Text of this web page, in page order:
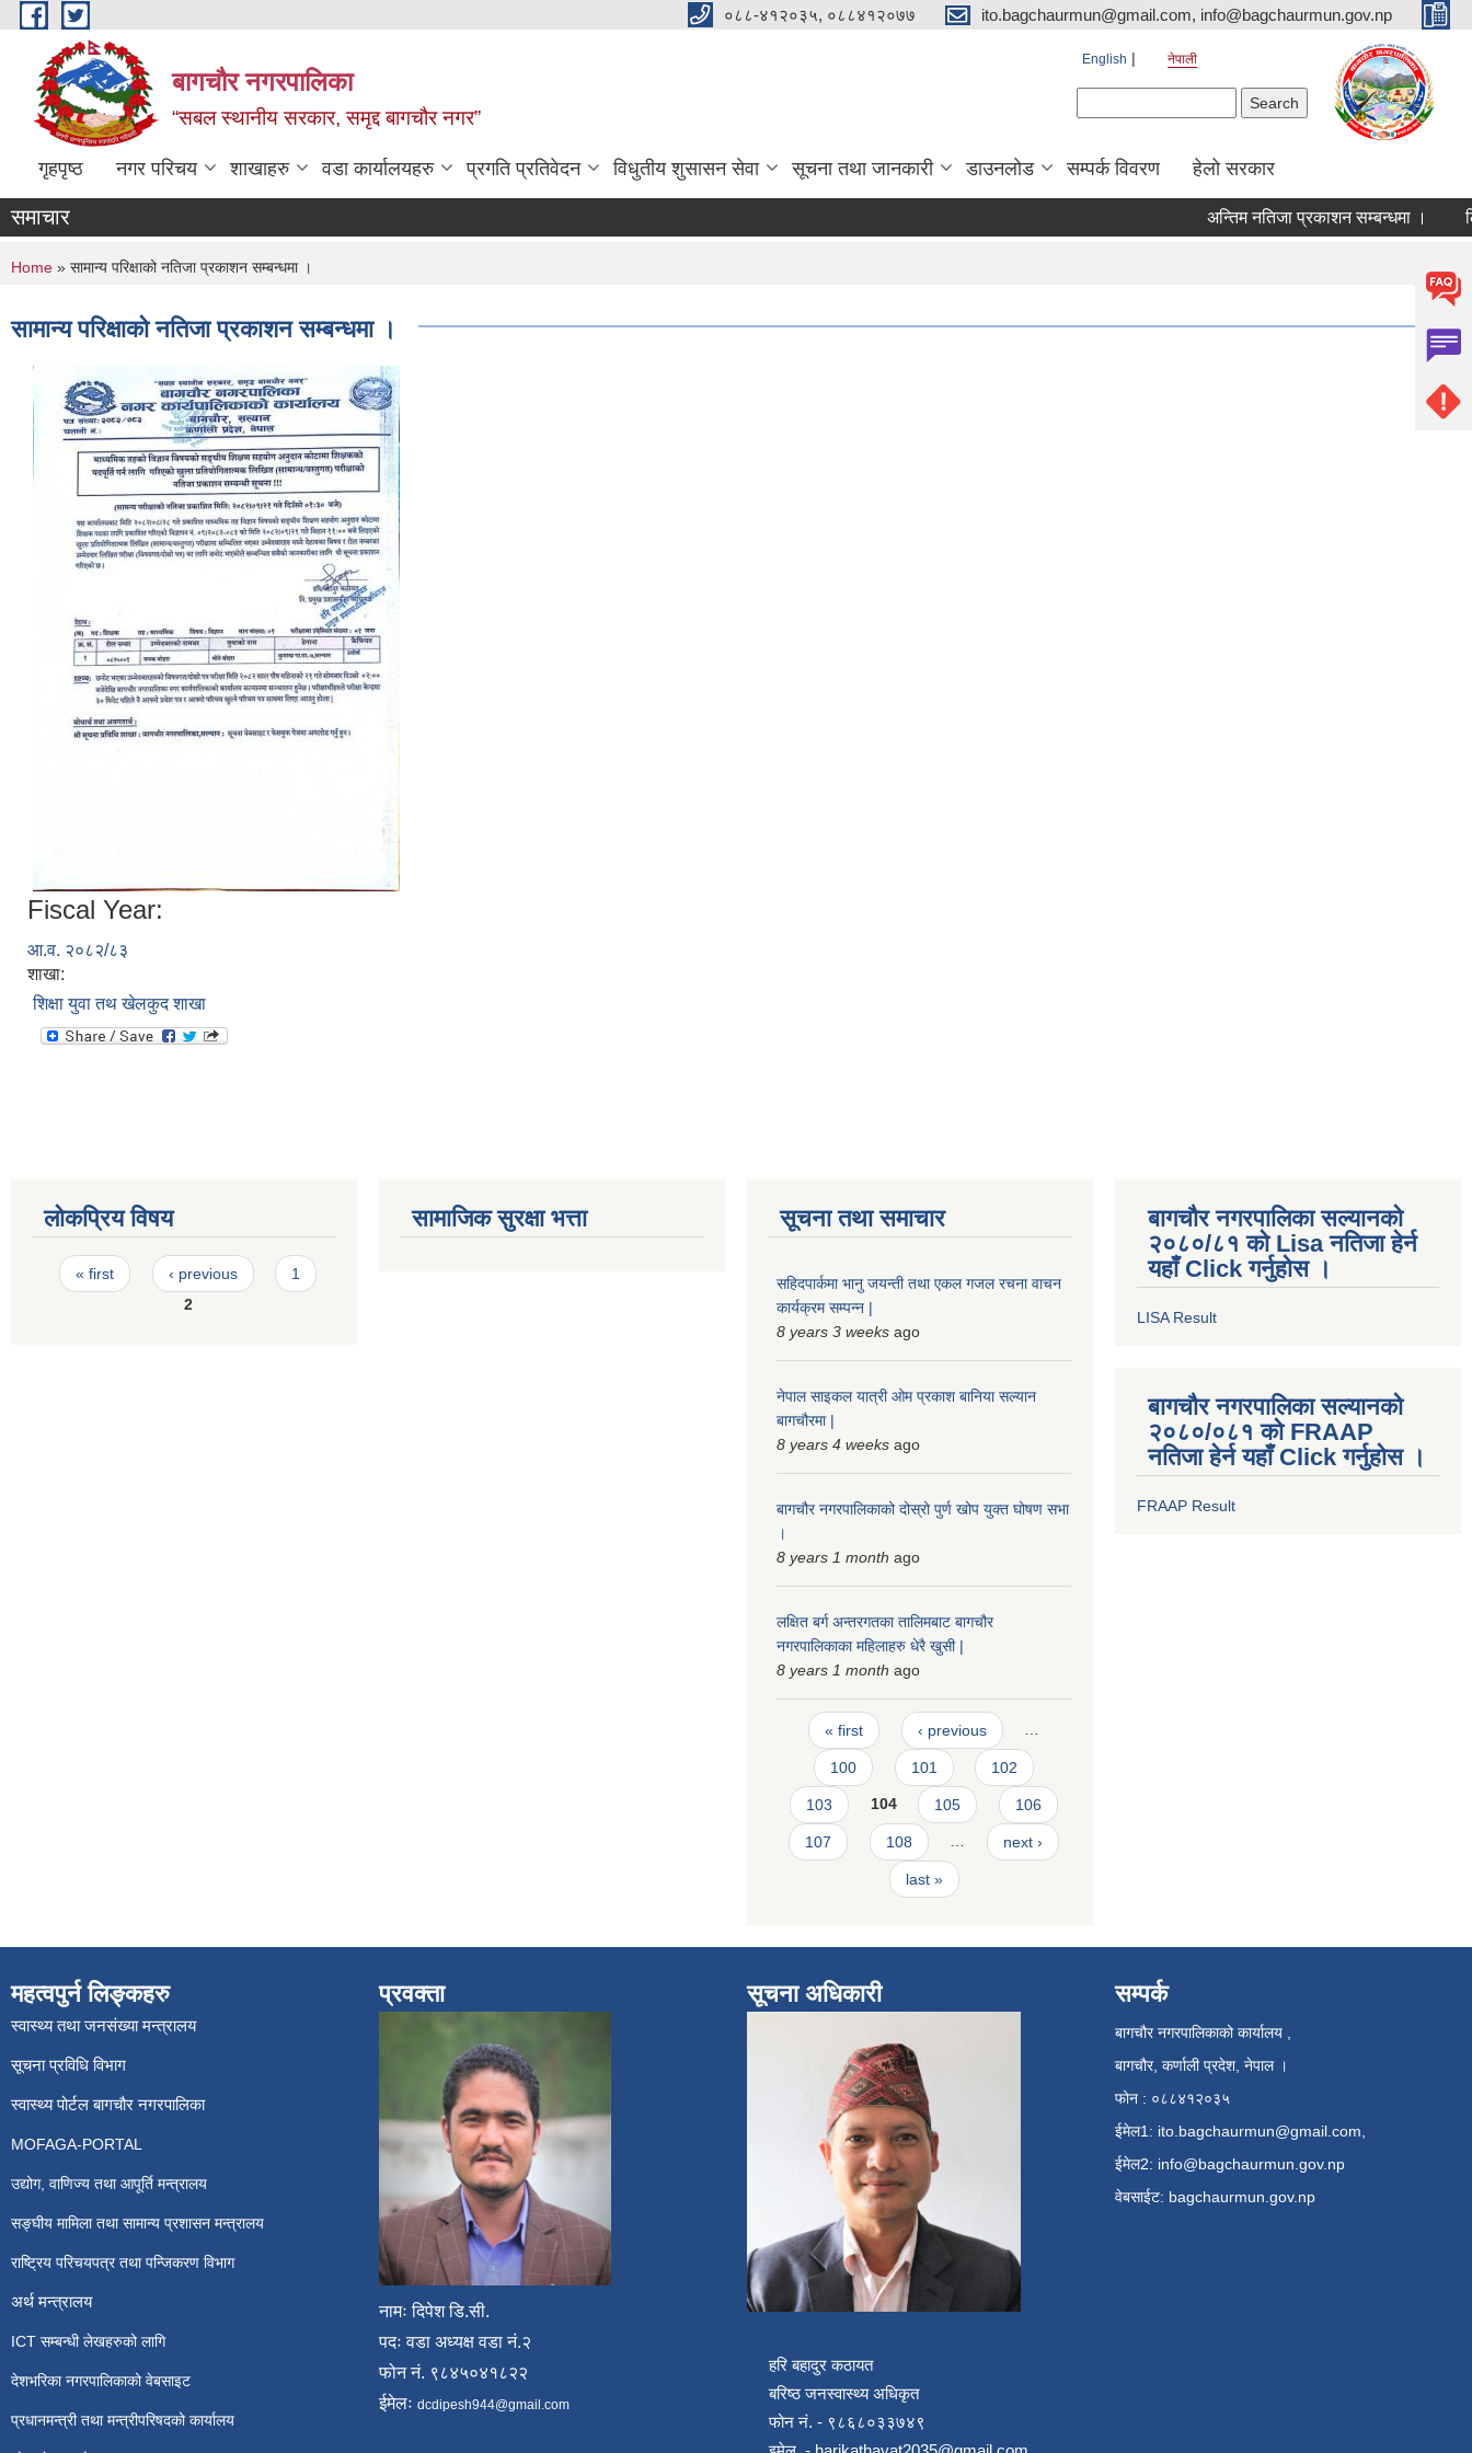
Skip to main content ०८८-४१२०३५, ०८८४१२०७७ ito.bagchaurmun@gmail.com, info@bagchaurmun.gov.np
बागचौर नगरपालिका
“सबल स्थानीय सरकार, समृद्द बागचौर नगर”
English नेपाली
गृहपृष्ठ नगर परिचय शाखाहरु वडा ‍कार्यालयहरु प्रगति प्रतिवेदन विधुतीय शुसासन सेवा सूचना तथा जानकारी डाउनलोड सम्पर्क विवरण हेलो सरकार
समाचार अन्तिम नतिजा प्रकाशन सम्बन्धमा ।
You are here
Home » सामान्य परिक्षाको नतिजा प्रकाशन सम्बन्धमा ।
सामान्य परिक्षाको नतिजा प्रकाशन सम्बन्धमा ।
Fiscal Year:
आ.व. २०८२/८३
शाखा:
शिक्षा युवा तथ खेलकुद शाखा
लोकप्रिय विषय
Pages
« first ‹ previous
1
2
सामाजिक सुरक्षा भत्ता सूचना तथा समाचार
सहिदपार्कमा भानु जयन्ती तथा एकल गजल रचना वाचन
कार्यक्रम सम्पन्न |
8 years 3 weeks ago
नेपाल साइकल यात्री ओम प्रकाश बानिया सल्यान
बागचौरमा |
8 years 4 weeks ago
बागचौर नगरपालिकाको दोस्रो पुर्ण खोप युक्त घोषण सभा
।
8 years 1 month ago
लक्षित बर्ग अन्तरगतका तालिमबाट बागचौर
नगरपालिकाका महिलाहरु धेरै खुसी |
8 years 1 month ago
Pages
« first ‹ previous …
100 101 102
103 104 105 106
107 108 … next ›
last »
बागचौर नगरपालिका सल्यानको
२०८०/८१ को Lisa नतिजा हेर्न
यहाँ Click गर्नुहोस ।
LISA Result
बागचौर नगरपालिका सल्यानको
२०८०/०८१ को FRAAP
नतिजा हेर्न यहाँ Click गर्नुहोस ।
FRAAP Result
महत्वपुर्न लिङ्कहरु
स्वास्थ्य तथा जनसंख्या मन्त्रालय
सूचना प्रविधि विभाग
स्वास्थ्य पोर्टल बागचौर नगरपालिका
MOFAGA-PORTAL
उद्योग, वाणिज्य तथा आपूर्ति मन्त्रालय
सङ्घीय मामिला तथा सामान्य प्रशासन मन्त्रालय
राष्ट्रिय परिचयपत्र तथा पन्जिकरण विभाग
अर्थ मन्त्रालय
ICT सम्बन्धी लेखहरुको लागि
देशभरिका नगरपालिकाको वेबसाइट
प्रधानमन्त्री तथा मन्त्रीपरिषदको कार्यालय
प्रवक्ता
नामः दिपेश डि.सी.
पदः वडा अध्यक्ष वडा नं.२
फोन नं. ९८४५०४१८२२
ईमेलः dcdipesh944@gmail.com
सूचना अधिकारी
हरि बहादुर कठायत
बरिष्ठ जनस्वास्थ्य अधिकृत
फोन नं. - ९८६८०३३७४९
सम्पर्क
बागचौर नगरपालिकाको कार्यालय ,
बागचौर, कर्णाली प्रदेश, नेपाल ।
फोन : ०८८४१२०३५
ईमेल1: ito.bagchaurmun@gmail.com
ईमेल2: info@bagchaurmun.gov.np
वे‍बसाईट: bagchaurmun.gov.np